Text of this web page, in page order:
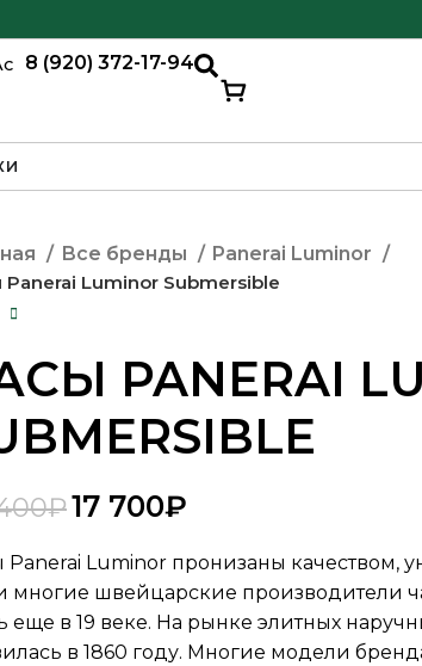
8 (920) 372-17-94
Все бренды
Panerai Luminor
Panerai Luminor Submersible
PANERAI
₽17 700₽
Panerai Luminor пронизаны качеством,
многие швейцарские производители
еще в 19 веке. На рынке элитных
в 1860 году. Многие модели